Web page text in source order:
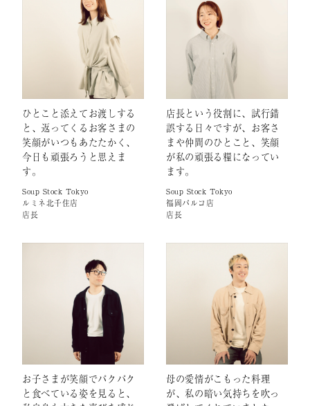
ひとこと添えてお渡しする
と、返ってくるお客さまの
笑顔がいつもあたたかく、
今日も頑張ろうと思えま
す。
Soup Stock Tokyo
ルミネ北千住店
店長
店長という役割に、試行錯
誤する日々ですが、お客さ
まや仲間のひとこと、笑顔
が私の頑張る糧になってい
ます。
Soup Stock Tokyo
福岡パルコ店
店長
お子さまが笑顔でパクパク
と食べている姿を見ると、
母の愛情がこもった料理
が、私の暗い気持ちを吹っ